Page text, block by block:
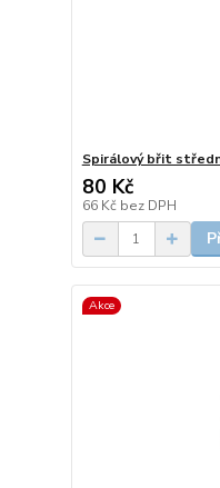
Spirálový břit
80 Kč
66 Kč bez DPH
Akce